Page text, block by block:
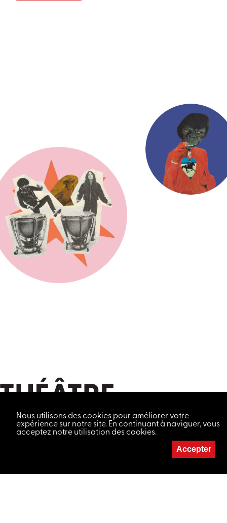
Nous utilisons des cookies pour améliorer votre
expérience sur notre site. En continuant à naviguer, vous
acceptez notre utilisation des cookies.
Accepter